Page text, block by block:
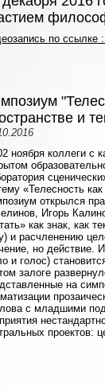
по
и
ноября коллеги с
«Телесность как
открылся
Игорь
как знак, как
и расчленению
но действие.
и голос)
залоге
на
с младшими
проектов: